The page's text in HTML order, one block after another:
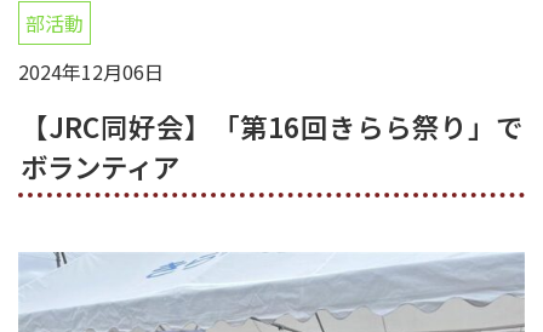
部活動
2024年12月06日
【JRC同好会】「第16回きらら祭り」で
ボランティア